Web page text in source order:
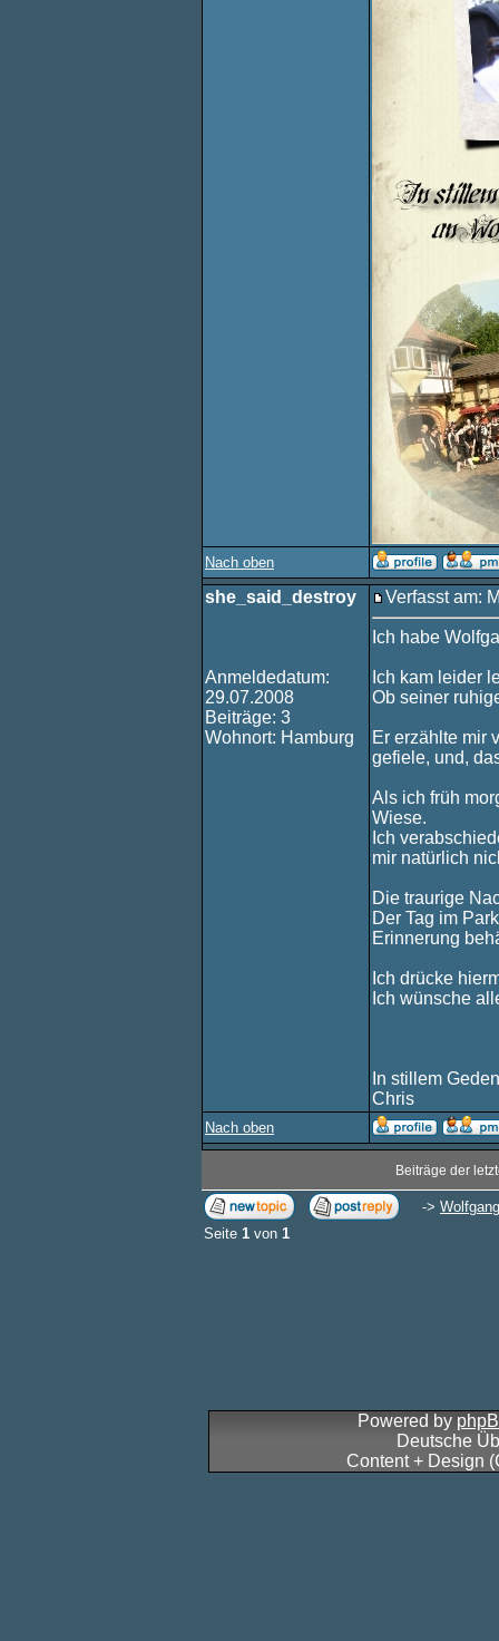
Nach oben
she_said_destroy
Anmeldedatum:
29.07.2008
Beiträge: 3
Wohnort: Hamburg
Verfasst am:
Ich habe
Ich kam leider
Ob seiner
Er erzählte mir
gefiele, und,
Als ich früh
Wiese.
Ich
mir natürlich
Die traurige
Der Tag im
Erinnerung
Ich drücke
Ich wünsche
In stillem
Chris
Nach oben
Beiträge der
->
Seite 1 von 1
Powered by
Deutsche
Content + Design